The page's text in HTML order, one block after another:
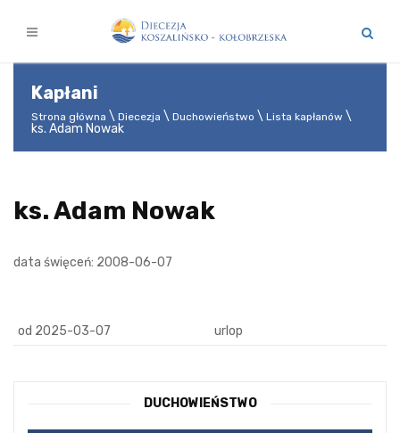
Kapłani
Strona główna Diecezja Duchowieństwo Lista kapłanów
ks. Adam Nowak
ks. Adam Nowak
data święceń: 2008-06-07
od 2025-03-07 urlop
DUCHOWIEŃSTWO